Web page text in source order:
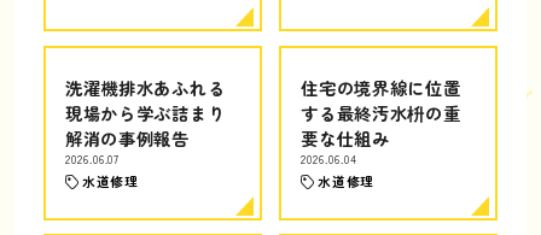
洗濯機排水あふれる
現場から学ぶ詰まり
解消の事例報告
2026.06.07
水道修理
住宅の境界線に位置
する最終汚水枡の重
要な仕組み
2026.06.04
水道修理